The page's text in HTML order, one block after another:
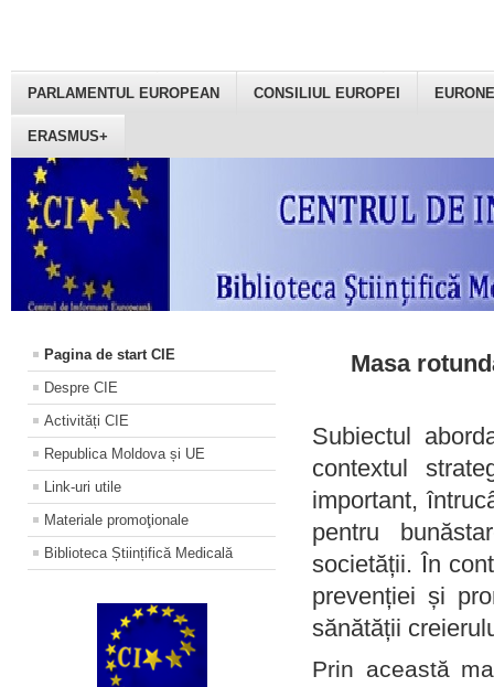
PARLAMENTUL EUROPEAN CONSILIUL EUROPEI
ERASMUS+
Pagina de start CIE
Despre CIE
Activități CIE
Republica Moldova și UE
Link-uri utile
Materiale promoţionale
Biblioteca Științifică Medicală
Masa
Subiectul
contextul
important,
pentru
societății. În
prevenției și
sănătății
Prin această